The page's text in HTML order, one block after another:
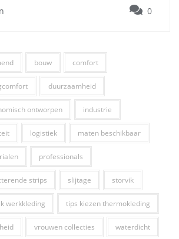
0
bouw comfort
duurzaamheid
ontworpen industrie
logistiek maten beschikbaar
professionals
strips slijtage storvik
werkkleding tips kiezen thermokleding
vrouwen collecties waterdicht